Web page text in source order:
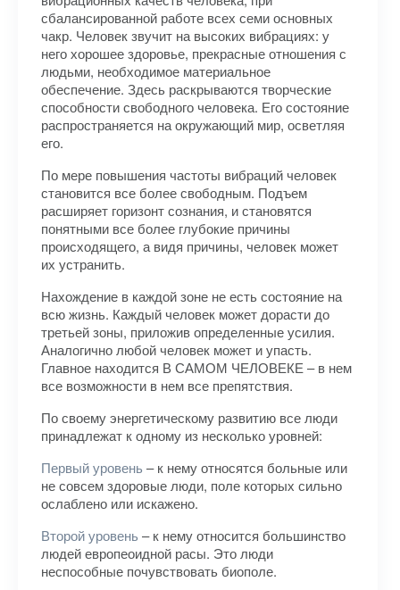
сбалансированной работе всех семи основных
чакр. Человек звучит на высоких вибрациях: у
него хорошее здоровье, прекрасные отношения с
людьми, необходимое материальное
обеспечение. Здесь раскрываются творческие
способности свободного человека. Его состояние
распространяется на окружающий мир, осветляя
его.
По мере повышения частоты вибраций человек
становится все более свободным. Подъем
расширяет горизонт сознания, и становятся
понятными все более глубокие причины
происходящего, а видя причины, человек может
их устранить.
Нахождение в каждой зоне не есть состояние на
всю жизнь. Каждый человек может дорасти до
третьей зоны, приложив определенные усилия.
Аналогично любой человек может и упасть.
Главное находится В САМОМ ЧЕЛОВЕКЕ – в нем
все возможности в нем все препятствия.
По своему энергетическому развитию все люди
принадлежат к одному из несколько уровней:
Первый уровень – к нему относятся больные или
не совсем здоровые люди, поле которых сильно
ослаблено или искажено.
Второй уровень – к нему относится большинство
людей европеоидной расы. Это люди
неспособные почувствовать биополе.